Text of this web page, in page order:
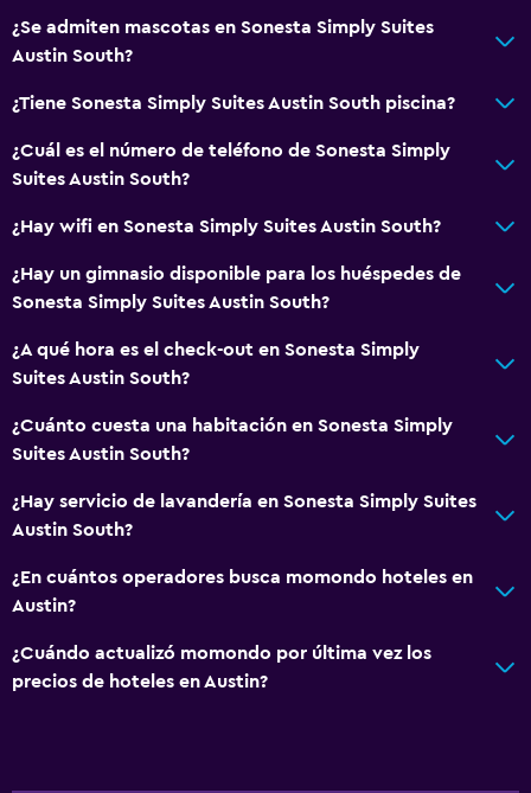
Ducha
Tina de baño
Secador de pelo
Aseo
Baño privado
General
Posibilidad de habitaciones conectadas
Alfombrado
Botiquín de primeros auxilios
Cámaras CCTV en zonas comunes
¿Se admiten mascotas en Sonesta Simply Suites
Austin South?
¿Tiene Sonesta Simply Suites Austin South piscina?
¿Cuál es el número de teléfono de Sonesta Simply
Suites Austin South?
¿Hay wifi en Sonesta Simply Suites Austin South?
¿Hay un gimnasio disponible para los huéspedes de
Sonesta Simply Suites Austin South?
¿A qué hora es el check-out en Sonesta Simply
Suites Austin South?
¿Cuánto cuesta una habitación en Sonesta Simply
Suites Austin South?
¿Hay servicio de lavandería en Sonesta Simply Suites
Austin South?
¿En cuántos operadores busca momondo hoteles en
Austin?
¿Cuándo actualizó momondo por última vez los
precios de hoteles en Austin?